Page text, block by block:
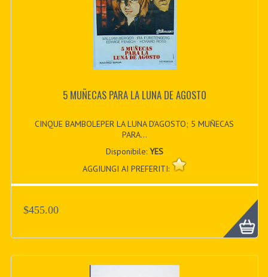
5 MUÑECAS PARA LA LUNA DE AGOSTO
CINQUE BAMBOLEPER LA LUNA D’AGOSTO; 5 MUÑECAS
PARA...
Disponibile: YES
AGGIUNGI AI PREFERITI:
$455.00